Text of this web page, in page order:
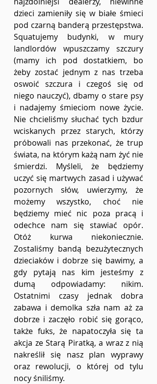
dzieci zamieniły się w białe śmieci
pod czarną banderą przestępstwa.
Squatujemy budynki, w mury
landlordów wpuszczamy szczury
(mamy ich pod dostatkiem, bo
żeby zostać jednym z nas trzeba
oswoić szczura i czegoś się od
niego nauczyć), dbamy o stare psy
i nadajemy śmieciom nowe życie.
Nie chcieliśmy słuchać tych bzdur
wciskanych przez starych, którzy
próbowali nas przekonać, że trup
świata, na którym każą nam żyć nie
śmierdzi. Myśleli, że będziemy
uczyć się martwych zasad i używać
pozornych słów, uwierzymy, że
możemy wszystko, choć nie
będziemy mieć nic poza pracą i
odechce nam się stawiać opór.
Otóż kurwa niekoniecznie.
Zostaliśmy bandą bezużytecznych
dzieciaków i dobrze się bawimy, a
gdy pytają nas kim jesteśmy z
dumą odpowiadamy: nikim.
Ostatnimi czasy jednak dobra
zabawa i demolka szła nam aż za
dobrze i zaczęło robić się gorąco,
także fuks, że napatoczyła się ta
akcja ze Starą Piratką, a wraz z nią
nakreślił się nasz plan wyprawy
oraz rewolucji, o której od tylu
nocy śniliśmy.